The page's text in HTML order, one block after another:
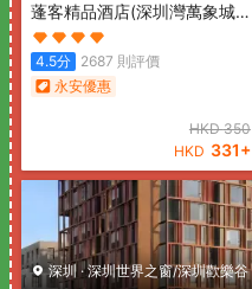
園
蓬客精品酒店(深圳灣萬象城
店)(Pengke Boutique Hotel
(Shenzhen Science Park
Coast City))
4.5分 2687 則評價
永安優惠
HKD350
HKD 331+
深圳 ·深圳世界之窗/深圳歡樂谷